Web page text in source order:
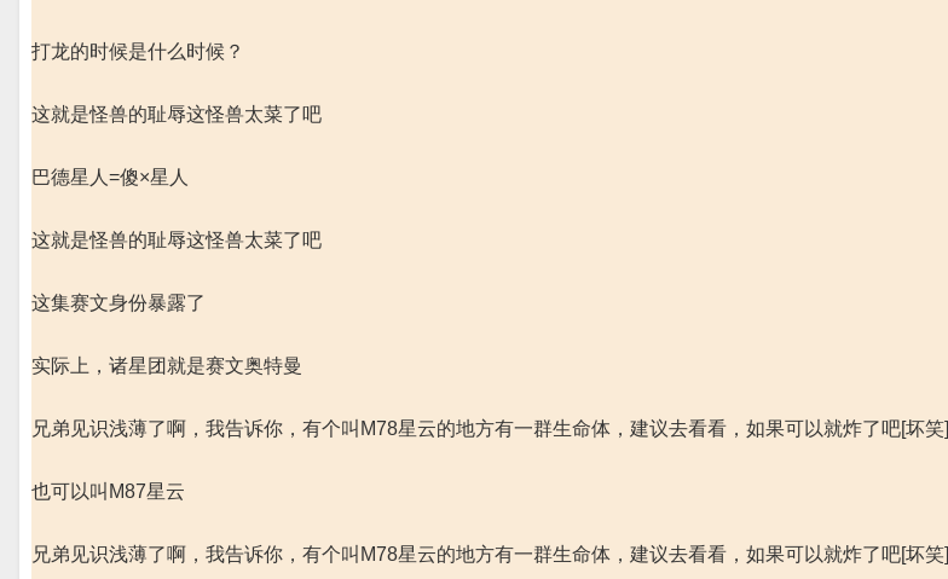
打龙的时候是什么时候？
这就是怪兽的耻辱这怪兽太菜了吧
巴德星人=傻×星人
这就是怪兽的耻辱这怪兽太菜了吧
这集赛文身份暴露了
实际上，诸星团就是赛文奥特曼
兄弟见识浅薄了啊，我告诉你，有个叫M78星云的地方有一群生命体，建议去看看，如果可以就炸了吧[坏笑]
也可以叫M87星云
兄弟见识浅薄了啊，我告诉你，有个叫M78星云的地方有一群生命体，建议去看看，如果可以就炸了吧[坏笑]